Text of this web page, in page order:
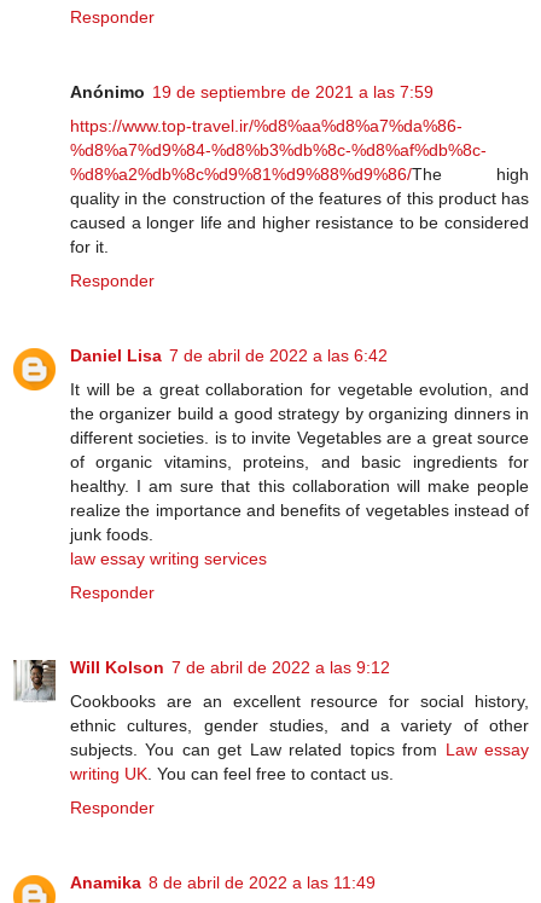
Responder
Anónimo 19 de septiembre de 2021 a las 7:59
https://www.top-travel.ir/%d8%aa%d8%a7%da%86-
%d8%a7%d9%84-%d8%b3%db%8c-%d8%af%db%8c-
%d8%a2%db%8c%d9%81%d9%88%d9%86/The high
quality in the construction of the features of this product has
caused a longer life and higher resistance to be considered
for it.
Responder
Daniel Lisa 7 de abril de 2022 a las 6:42
It will be a great collaboration for vegetable evolution, and
the organizer build a good strategy by organizing dinners in
different societies. is to invite Vegetables are a great source
of organic vitamins, proteins, and basic ingredients for
healthy. I am sure that this collaboration will make people
realize the importance and benefits of vegetables instead of
junk foods.
law essay writing services
Responder
Will Kolson 7 de abril de 2022 a las 9:12
Cookbooks are an excellent resource for social history,
ethnic cultures, gender studies, and a variety of other
subjects. You can get Law related topics from Law essay
writing UK . You can feel free to contact us.
Responder
Anamika 8 de abril de 2022 a las 11:49